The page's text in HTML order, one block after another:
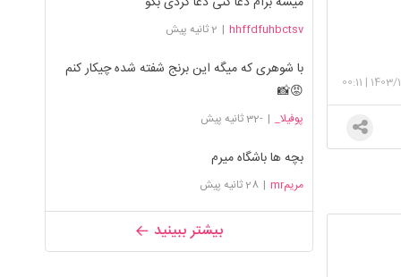
1403/
|
00:11
hhffdfuhbctsv
| 2 ثانیه پیش
با شوهری که میگه این برنج شفته شده چیکار کنم
😡📸
پوفیلا_ | -32 ثانیه پیش
بچه ها باشگاه میرم
مریمmr | 28 ثانیه پیش
بیشتر ببینید